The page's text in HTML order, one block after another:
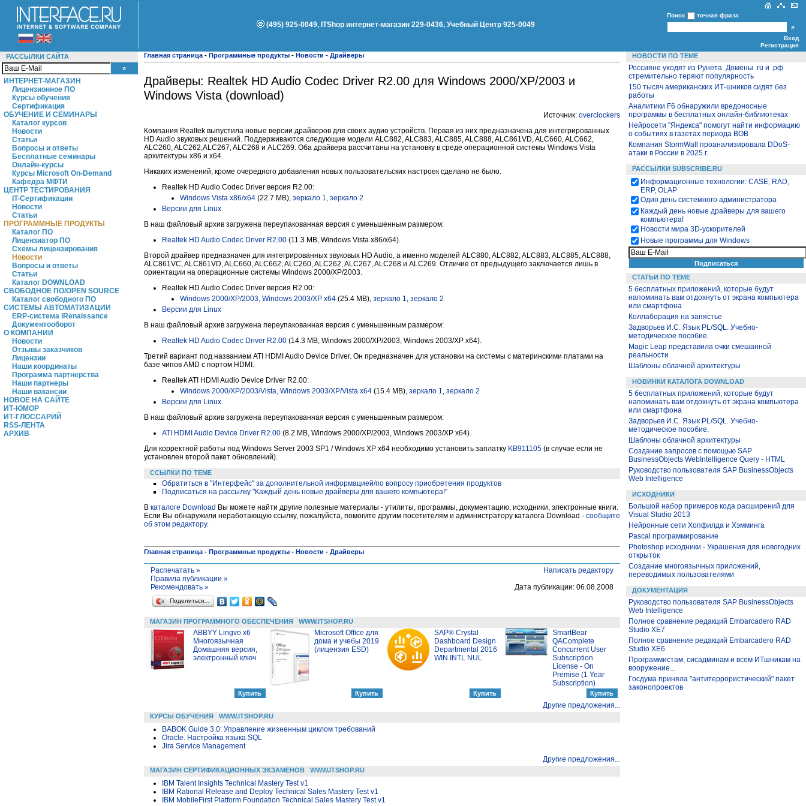
(495) 925-0049, ITShop интернет-магазин 229-0436, Учебный Центр 925-0049
Поиск точная фраза
Вход
Регистрация
РАССЫЛКИ САЙТА
ИНТЕРНЕТ-МАГАЗИН
Лицензионное ПО
Курсы обучения
Сертификация
ОБУЧЕНИЕ И СЕМИНАРЫ
Каталог курсов
Новости
Статьи
Вопросы и ответы
Бесплатные семинары
Онлайн-курсы
Курсы Microsoft On-Demand
Кафедра МФТИ
ЦЕНТР ТЕСТИРОВАНИЯ
IT-Сертификации
Новости
Статьи
ПРОГРАММНЫЕ ПРОДУКТЫ
Каталог ПО
Лицензиатор ПО
Схемы лицензирования
Новости
Вопросы и ответы
Статьи
Каталог DOWNLOAD
СВОБОДНОЕ ПО/OPEN SOURCE
Каталог свободного ПО
СИСТЕМЫ АВТОМАТИЗАЦИИ
ERP-система iRenaissance
Документооборот
О КОМПАНИИ
Новости
Отзывы заказчиков
Лицензии
Наши координаты
Программа партнерства
Наши партнеры
Наши вакансии
НОВОЕ НА САЙТЕ
ИТ-ЮМОР
ИТ-ГЛОССАРИЙ
RSS-ЛЕНТА
АРХИВ
Главная страница - Программные продукты - Новости - Драйверы
Драйверы: Realtek HD Audio Codec Driver R2.00 для Windows 2000/XP/2003 и
Windows Vista (download)
Источник: overclockers
Компания Realtek выпустила новые версии драйверов для своих аудио устройств. Первая из них предназначена для интегрированных
HD Audio звуковых решений. Поддерживаются следующие модели ALC882, ALC883, ALC885, ALC888, ALC861VD, ALC660, ALC662,
ALC260, ALC262,ALC267, ALC268 и ALC269. Оба драйвера рассчитаны на установку в среде операционной системы Windows Vista
архитектуры х86 и х64.
Никаких изменений, кроме очередного добавления новых пользовательских настроек сделано не было.
Realtek HD Audio Codec Driver версия R2.00:
Windows Vista x86/x64 (22.7 MB), зеркало 1
зеркало 2
Версии для Linux
В наш файловый архив загружена переупакованная версия с уменьшенным размером:
Realtek HD Audio Codec Driver R2.00 (11.3 MB, Windows Vista x86/x64).
Второй драйвер предназначен для интегрированных звуковых HD Audio, а именно моделей ALC880, ALC882, ALC883, ALC885, ALC888,
ALC861VC, ALC861VD, ALC660, ALC662, ALC260, ALC262, ALC267, ALC268 и ALC269. Отличие от предыдущего заключается лишь в
ориентации на операционные системы Windows 2000/XP/2003.
Realtek HD Audio Codec Driver версия R2.00:
Windows 2000/XP/2003, Windows 2003/XP x64 (25.4 MB), зеркало 1
зеркало 2
Версии для Linux
В наш файловый архив загружена переупакованная версия с уменьшенным размером:
Realtek HD Audio Codec Driver R2.00 (14.3 MB, Windows 2000/XP/2003, Windows 2003/XP x64).
Третий вариант под названием ATI HDMI Audio Device Driver. Он предназначен для установки на системы с материнскими платами на
базе чипов AMD с портом HDMI.
Realtek ATI HDMI Audio Device Driver R2.00:
Windows 2000/XP/2003/Vista, Windows 2003/XP/Vista x64 (15.4 MB), зеркало 1
зеркало 2
Версии для Linux
В наш файловый архив загружена переупакованная версия с уменьшенным размером:
ATI HDMI Audio Device Driver R2.00 (8.2 MB, Windows 2000/XP/2003, Windows 2003/XP x64).
Для корректной работы под Windows Server 2003 SP1 / Windows XP x64 необходимо установить заплатку KB911105 (в случае если не
установлен второй пакет обновлений).
ССЫЛКИ ПО ТЕМЕ
Обратиться в "Интерфейс" за дополнительной информацией/по вопросу приобретения продуктов
Подписаться на рассылку "Каждый день новые драйверы для вашего компьютера!"
В каталоге Download Вы можете найти другие полезные материалы - утилиты, программы, документацию, исходники, электронные книги.
Если Вы обнаружили неработающую ссылку, пожалуйста, помогите другим посетителям и администратору каталога Download - сообщите
об этом редактору.
Главная страница - Программные продукты - Новости - Драйверы
Распечатать »
Правила публикации »
Написать редактору
Рекомендовать »
Дата публикации: 06.08.2008
Поделиться…
МАГАЗИН ПРОГРАММНОГО ОБЕСПЕЧЕНИЯ WWW.ITSHOP.RU
ABBYY Lingvo x6
Многоязычная
Домашняя версия,
электронный ключ
Microsoft Office для
дома и учебы 2019
(лицензия ESD)
SAP® Crystal
Dashboard Design
Departmental 2016
WIN INTL NUL
SmartBear
QAComplete
Concurrent User
Subscription
License - On
Premise (1 Year
Subscription)
Другие предложения...
КУРСЫ ОБУЧЕНИЯ WWW.ITSHOP.RU
BABOK Guide 3.0: Управление жизненным циклом требований
Oracle. Настройка языка SQL
Jira Service Management
Другие предложения...
МАГАЗИН СЕРТИФИКАЦИОННЫХ ЭКЗАМЕНОВ WWW.ITSHOP.RU
IBM Talent Insights Technical Mastery Test v1
IBM Rational Release and Deploy Technical Sales Mastery Test v1
IBM MobileFirst Platform Foundation Technical Sales Mastery Test v1
НОВОСТИ ПО ТЕМЕ
Россияне уходят из Рунета. Домены .ru и .рф
стремительно теряют популярность
150 тысяч американских ИТ-шников сидят без
работы
Аналитики F6 обнаружили вредоносные
программы в бесплатных онлайн-библиотеках
Нейросети "Яндекса" помогут найти информацию
о событиях в газетах периода ВОВ
Компания StormWall проанализировала DDoS-
атаки в России в 2025 г.
РАССЫЛКИ SUBSCRIBE.RU
Информационные технологии: CASE, RAD,
ERP, OLAP
Один день системного администратора
Каждый день новые драйверы для вашего
компьютера!
Новости мира 3D-ускорителей
Новые программы для Windows
СТАТЬИ ПО ТЕМЕ
5 бесплатных приложений, которые будут
напоминать вам отдохнуть от экрана компьютера
или смартфона
Коллаборация на запястье
Задворьев И.С. Язык PL/SQL. Учебно-
методическое пособие.
Magic Leap представила очки смешанной
реальности
Шаблоны облачной архитектуры
НОВИНКИ КАТАЛОГА DOWNLOAD
5 бесплатных приложений, которые будут
напоминать вам отдохнуть от экрана компьютера
или смартфона
Задворьев И.С. Язык PL/SQL. Учебно-
методическое пособие.
Шаблоны облачной архитектуры
Создание запросов с помощью SAP
BusinessObjects WebIntelligence Query - HTML
Руководство пользователя SAP BusinessObjects
Web Intelligence
ИСХОДНИКИ
Большой набор примеров кода расширений для
Visual Studio 2013
Нейронные сети Хопфилда и Хэмминга
Pascal программирование
Photoshop исходники - Украшения для новогодних
открыток
Создание многоязычных приложений,
переводимых пользователями
ДОКУМЕНТАЦИЯ
Руководство пользователя SAP BusinessObjects
Web Intelligence
Полное сравнение редакций Embarcadero RAD
Studio XE7
Полное сравнение редакций Embarcadero RAD
Studio XE6
Программистам, сисадминам и всем ИТшникам на
вооружение...
Госдума приняла "антитеррористический" пакет
законопроектов